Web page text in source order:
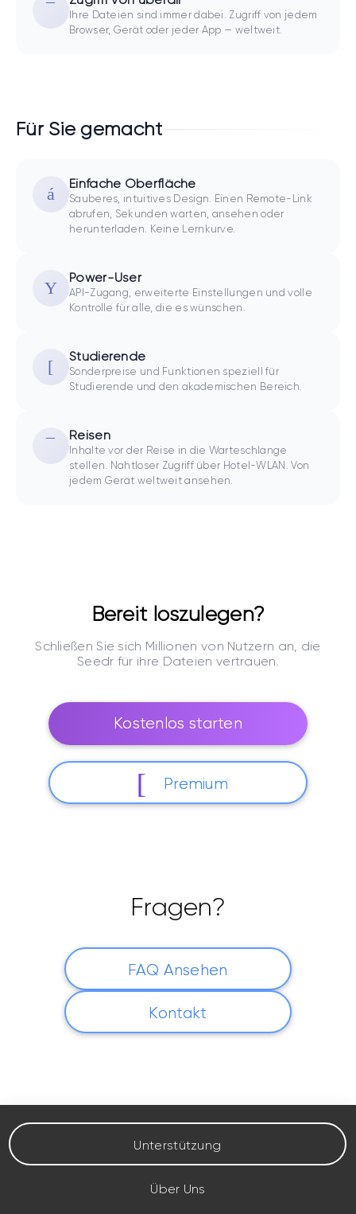
Ihre Dateien sind immer dabei. Zugriff von jedem
Browser, Gerät oder jeder App — weltweit.
Für Sie gemacht
Einfache Oberfläche
Sauberes, intuitives Design. Einen Remote-Link
abrufen, Sekunden warten, ansehen oder
herunterladen. Keine Lernkurve.
Power-User
API-Zugang, erweiterte Einstellungen und volle
Kontrolle für alle, die es wünschen.
Studierende
Sonderpreise und Funktionen speziell für
Studierende und den akademischen Bereich.
Reisen
Inhalte vor der Reise in die Warteschlange
stellen. Nahtloser Zugriff über Hotel-WLAN. Von
jedem Gerät weltweit ansehen.
Bereit loszulegen?
Schließen Sie sich Millionen von Nutzern an, die
Seedr für ihre Dateien vertrauen.
Kostenlos starten
Premium
Fragen?
FAQ Ansehen
Kontakt
Unterstützung
Über Uns